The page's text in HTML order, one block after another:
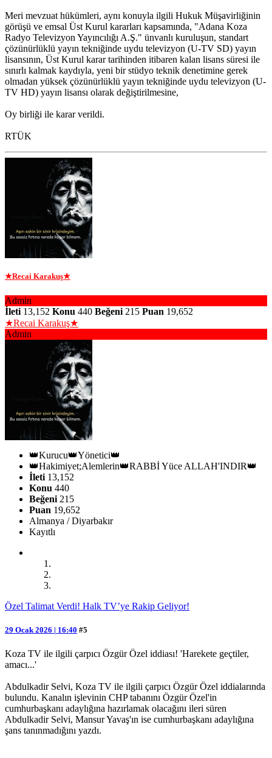
Meri mevzuat hükümleri, aynı konuyla ilgili Hukuk Müşavirliğinin
görüşü ve emsal Üst Kurul kararları kapsamında, "Adana Koza
Radyo Televizyon Yayıncılığı A.Ş." ünvanlı kuruluşun, standart
çözünürlüklü yayın tekniğinde uydu televizyon (U-TV SD) yayın
lisansının, Üst Kurul karar tarihinden itibaren kalan lisans süresi ile
sınırlı kalmak kaydıyla, yeni bir stüdyo teknik denetimine gerek
olmadan yüksek çözünürlüklü yayın tekniğinde uydu televizyon (U-
TV HD) yayın lisansı olarak değiştirilmesine,
Oy birliği ile karar verildi.
RTÜK
★Recai Karakuş★
Admin
İleti 13,152 Konu 440 Beğeni 215 Puan 19,652
★Recai Karakuş★
Admin
👑Kurucu👑Yönetici👑
👑Hakimiyet;Alemlerin👑RABBİ Yüce ALLAH'INDIR👑
İleti 13,152
Konu 440
Beğeni 215
Puan 19,652
Almanya / Diyarbakır
Kayıtlı
Özel Talimat Verdi! Halk TV’ye Rakip Geliyor!
29 Ocak 2026 | 16:40 #5
Koza TV ile ilgili çarpıcı Özgür Özel iddiası! 'Harekete geçtiler,
amacı...'
Abdulkadir Selvi, Koza TV ile ilgili çarpıcı Özgür Özel iddialarında
bulundu. Kanalın işlevinin CHP tabanını Özgür Özel'in
cumhurbaşkanı adaylığına hazırlamak olacağını ileri süren
Abdulkadir Selvi, Mansur Yavaş'ın ise cumhurbaşkanı adaylığına
şans tanınmadığını yazdı.